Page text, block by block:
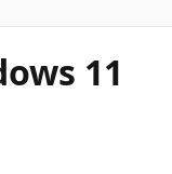
11